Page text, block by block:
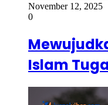
November 12, 2025
0
Islam